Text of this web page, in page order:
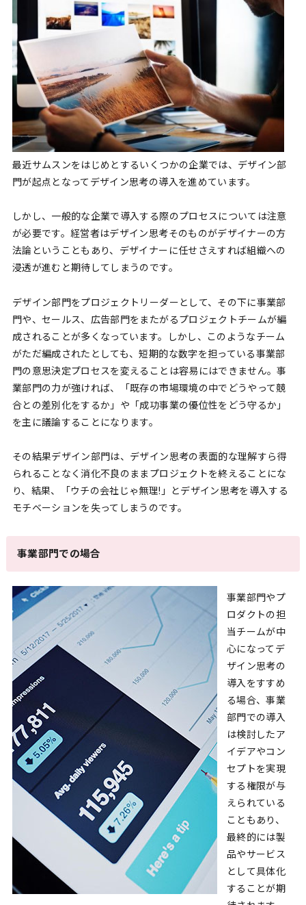
最近サムスンをはじめとするいくつかの企業では、デザイン部
門が起点となってデザイン思考の導入を進めています。
しかし、一般的な企業で導入する際のプロセスについては注意
が必要です。経営者はデザイン思考そのものがデザイナーの方
法論ということもあり、デザイナーに任せさえすれば組織への
浸透が進むと期待してしまうのです。
デザイン部門をプロジェクトリーダーとして、その下に事業部
門や、セールス、広告部門をまたがるプロジェクトチームが編
成されることが多くなっています。しかし、このようなチーム
がただ編成されたとしても、短期的な数字を担っている事業部
門の意思決定プロセスを変えることは容易にはできません。事
業部門の力が強ければ、「既存の市場環境の中でどうやって競
合との差別化をするか」や「成功事業の優位性をどう守るか」
を主に議論することになります。
その結果デザイン部門は、デザイン思考の表面的な理解すら得
られることなく消化不良のままプロジェクトを終えることにな
り、結果、「ウチの会社じゃ無理!」とデザイン思考を導入する
モチベーションを失ってしまうのです。
事業部門での場合
事業部門やプ
ロダクトの担
当チームが中
心になってデ
ザイン思考の
導入をすすめ
る場合、事業
部門での導入
は検討したア
イデアやコン
セプトを実現
する権限が与
えられている
こともあり、
最終的には製
品やサービス
として具体化
することが期